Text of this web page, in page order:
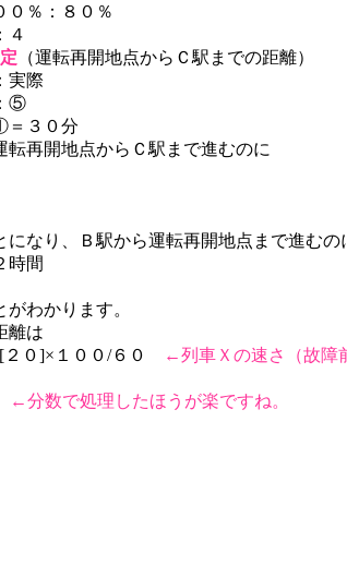
８０％
（運転再開地点からＣ駅までの距離）
実際
分
転再開地点からＣ駅まで進むのに
なり、Ｂ駅から運転再開地点まで進むの
間
わかります。
離は
０]×１００/６０
←列車Ｘの速さ（故障
←分数で処理したほうが楽ですね。